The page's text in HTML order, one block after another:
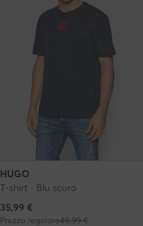
HUGO
T-shirt · Blu scuro
Prezzo attuale
35,99 €
Prezzo regolare49,99 €